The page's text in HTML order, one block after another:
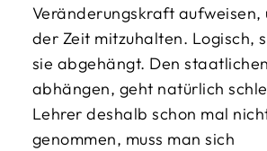
Veränderungskraft aufweisen,
der Zeit mitzuhalten. Logisch,
sie abgehängt. Den
abhängen, geht natürlich
Lehrer deshalb schon mal
genommen, muss man sich